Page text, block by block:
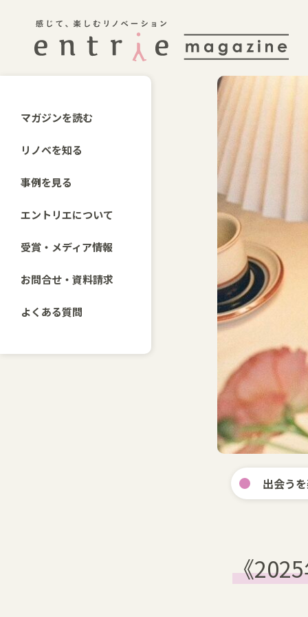
マガジンを読む
リノベを知る
事例を見る
エントリエについて
受賞・メディア情報
お問合せ・資料請求
よくある質問
出会う
《